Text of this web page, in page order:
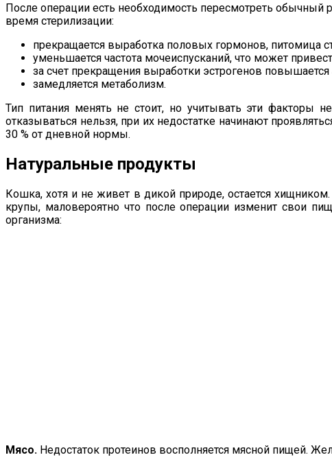
После операции есть необходимость пересмотреть
время стерилизации:
прекращается выработка половых гормонов, питомица
уменьшается частота мочеиспусканий, что может
за счет прекращения выработки эстрогенов повышается
замедляется метаболизм.
Тип питания менять не стоит, но учитывать эти
отказываться нельзя, при их недостатке начинают
30 % от дневной нормы.
Натуральные продукты
Кошка, хотя и не живет в дикой природе, остается
крупы, маловероятно что после операции изменит свои
организма:
Мясо. Недостаток протеинов восполняется мясной пищей.